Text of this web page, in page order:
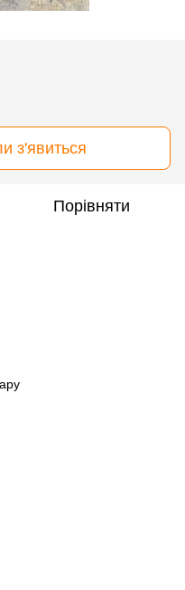
з'явиться
Порівняти